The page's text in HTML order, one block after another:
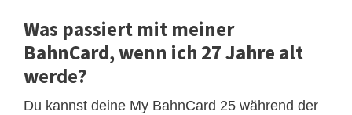
Was passiert mit meiner
BahnCard, wenn ich 27 Jahre alt
werde?
Du kannst deine My BahnCard 25 während der